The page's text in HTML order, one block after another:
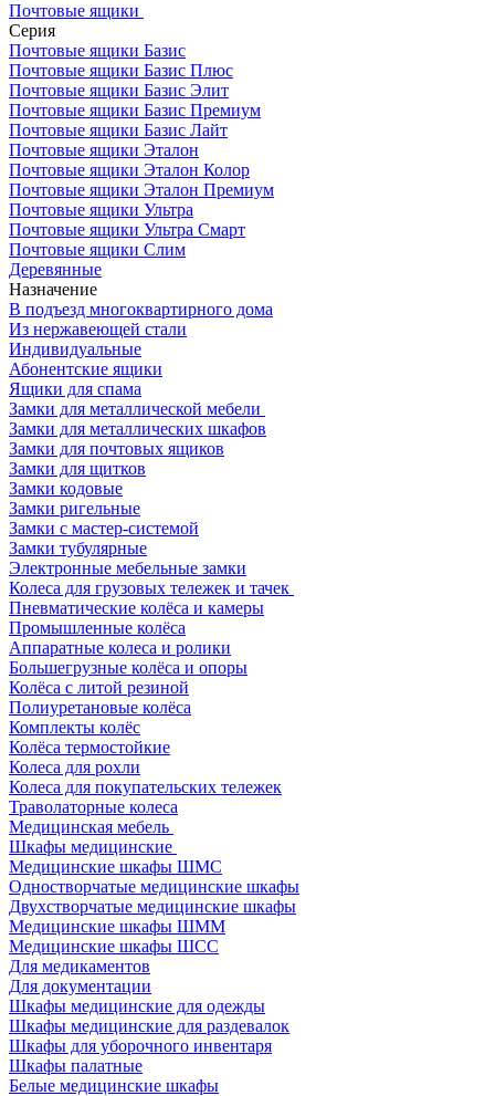
Почтовые ящики
Серия
Почтовые ящики Базис
Почтовые ящики Базис Плюс
Почтовые ящики Базис Элит
Почтовые ящики Базис Премиум
Почтовые ящики Базис Лайт
Почтовые ящики Эталон
Почтовые ящики Эталон Колор
Почтовые ящики Эталон Премиум
Почтовые ящики Ультра
Почтовые ящики Ультра Смарт
Почтовые ящики Слим
Деревянные
Назначение
В подъезд многоквартирного дома
Из нержавеющей стали
Индивидуальные
Абонентские ящики
Ящики для спама
Замки для металлической мебели
Замки для металлических шкафов
Замки для почтовых ящиков
Замки для щитков
Замки кодовые
Замки ригельные
Замки с мастер-системой
Замки тубулярные
Электронные мебельные замки
Колеса для грузовых тележек и тачек
Пневматические колёса и камеры
Промышленные колёса
Аппаратные колеса и ролики
Большегрузные колёса и опоры
Колёса с литой резиной
Полиуретановые колёса
Комплекты колёс
Колёса термостойкие
Колеса для рохли
Колеса для покупательских тележек
Траволаторные колеса
Медицинская мебель
Шкафы медицинские
Медицинские шкафы ШМС
Одностворчатые медицинские шкафы
Двухстворчатые медицинские шкафы
Медицинские шкафы ШММ
Медицинские шкафы ШСС
Для медикаментов
Для документации
Шкафы медицинские для одежды
Шкафы медицинские для раздевалок
Шкафы для уборочного инвентаря
Шкафы палатные
Белые медицинские шкафы